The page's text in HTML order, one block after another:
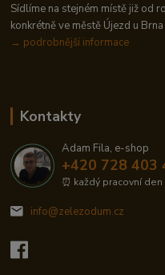
Sídlíme na stejném místě již od
konkrétně ve městě Újezd u
→ podrobnější informace
Kontakty
Adam Fila, e-shop
+420 728 403
⏰ každý pracovní
info@zelezodum.cz